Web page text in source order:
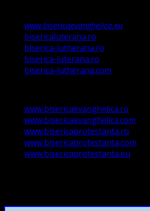
www.bisericaevanghelica.eu
bisericaluterana.ro
biserica-lutherana.ro
biserica-luterana.ro
biserica-lutherana.com
www.bisericaevanghelica.ro
www.bisericaevanghelica.com
www.bisericaprotestanta.ro
www.bisericaprotestanta.com
www.bisericaprotestanta.eu